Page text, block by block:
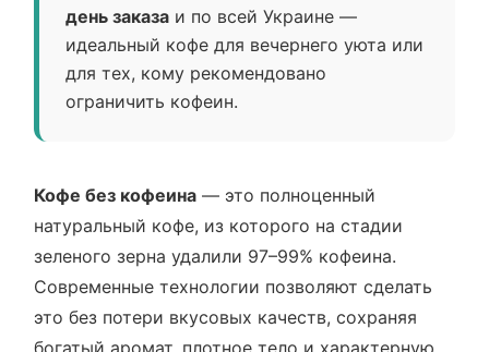
день заказа и по всей Украине —
идеальный кофе для вечернего уюта или
для тех, кому рекомендовано
ограничить кофеин.
Кофе без кофеина — это полноценный
натуральный кофе, из которого на стадии
зеленого зерна удалили 97–99% кофеина.
Современные технологии позволяют сделать
это без потери вкусовых качеств, сохраняя
богатый аромат, плотное тело и характерную